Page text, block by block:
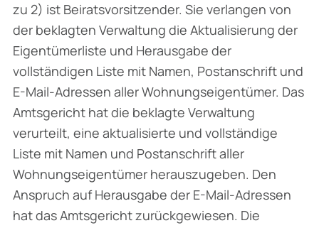
zu 2) ist Beiratsvorsitzender. Sie verlangen von
der beklagten Verwaltung die Aktualisierung der
Eigentümerliste und Herausgabe der
vollständigen Liste mit Namen, Postanschrift und
E-Mail-Adressen aller Wohnungseigentümer. Das
Amtsgericht hat die beklagte Verwaltung
verurteilt, eine aktualisierte und vollständige
Liste mit Namen und Postanschrift aller
Wohnungseigentümer herauszugeben. Den
Anspruch auf Herausgabe der E-Mail-Adressen
hat das Amtsgericht zurückgewiesen. Die